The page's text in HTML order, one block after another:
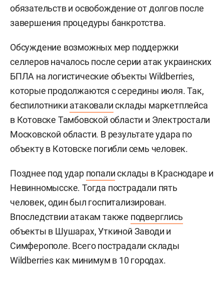
обязательств и освобождение от долгов после
завершения процедуры банкротства.
Обсуждение возможных мер поддержки
селлеров началось после серии атак украинских
БПЛА на логистические объекты Wildberries,
которые продолжаются с середины июля. Так,
беспилотники атаковалисклады маркетплейса
в Котовске Тамбовской области и Электростали
Московской области. В результате удара по
объекту в Котовске погибли семь человек.
Позднее под удар попалисклады в Краснодаре и
Невинномысске. Тогда пострадали пять
человек, один был госпитализирован.
Впоследствии атакам также подверглись
объекты в Шушарах, Уткиной Заводи и
Симферополе. Всего пострадали склады
Wildberries как минимум в 10 городах.